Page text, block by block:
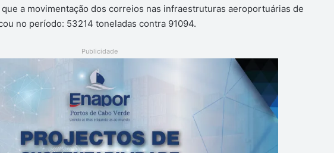
a movimentação dos correios nas infraestruturas aeroportuárias de
no período: 53214 toneladas contra 91094.
Publicidade